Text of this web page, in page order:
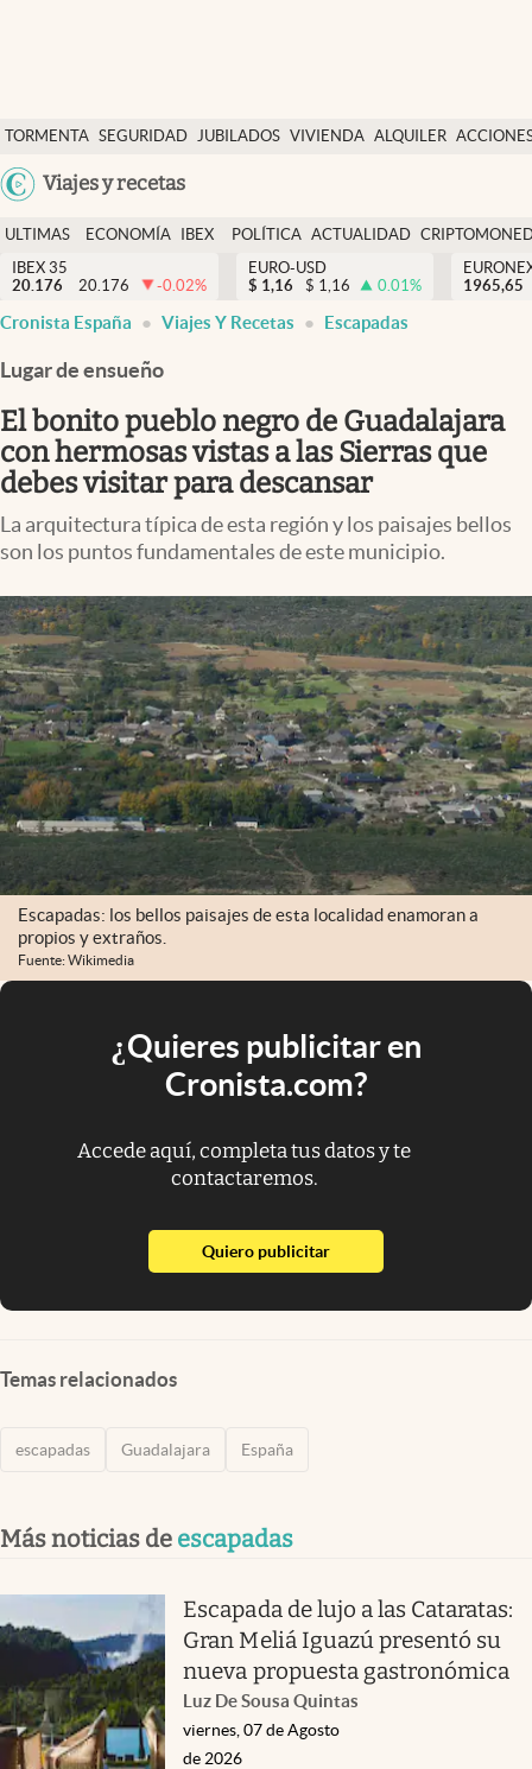
TORMENTA SEGURIDAD JUBILADOS VIVIENDA ALQUILER
USA
Viajes y recetas
Economía y finanzas
Política
Actualidad
Criptomonedas
España
ULTIMAS
NOTICIAS
ECONOMÍA
FINANZAS
IBEX
EURO
POLÍTICA ACTUALIDAD
IBEX 35
20.176
20.176 -0.02%
EURO-USD
$ 1,16 $ 1,16 0.01%
1965,65
Cronista España Viajes Y Recetas Escapadas
Lugar de ensueño
El bonito pueblo negro de Guadalajara
con hermosas vistas a las Sierras que
debes visitar para descansar
La arquitectura típica de esta región y los paisajes bellos
son los puntos fundamentales de este municipio.
Escapadas: los bellos paisajes de esta localidad enamoran a
propios y extraños.
Fuente: Wikimedia
¿Quieres publicitar en
Cronista.com?
Accede aquí, completa tus datos y te
contactaremos.
Quiero publicitarabre en nueva pestaña
Temas relacionados
escapadas Guadalajara España
Más noticias de escapadas
Escapada de lujo a las Cataratas:
Gran Meliá Iguazú presentó su
nueva propuesta gastronómica
Luz De Sousa Quintas
viernes, 07 de Agosto
de 2026